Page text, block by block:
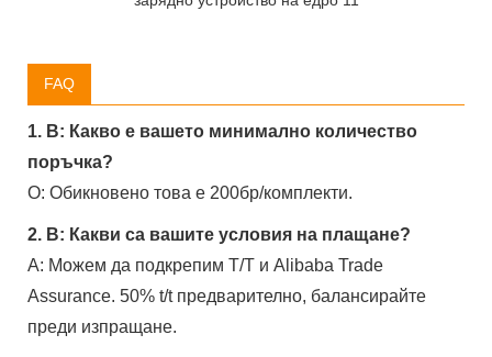
FAQ
1. В: Какво е вашето минимално количество
поръчка?
О: Обикновено това е 200бр/комплекти.
2. В: Какви са вашите условия на плащане?
A: Можем да подкрепим T/T и Alibaba Trade
Assurance. 50% t/t предварително, балансирайте
преди изпращане.